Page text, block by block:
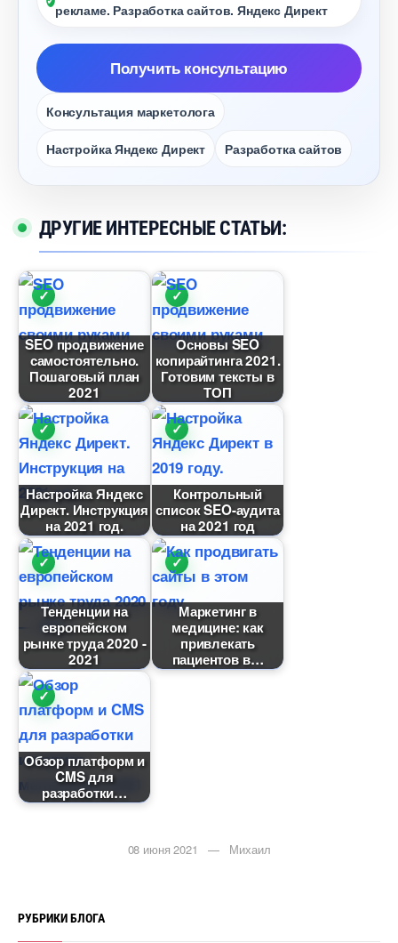
рекламе. Разработка сайтов. Яндекс Директ
Получить консультацию
Консультация маркетолога
Настройка Яндекс Директ Разработка сайто
ДРУГИЕ ИНТЕРЕСНЫЕ СТАТЬИ:
SEO продвижение
самостоятельно.
Пошаговый план
2021
Основы SEO
копирайтинга 2021.
Готовим тексты
ТОП
Настройка Яндекс
Директ. Инструкция
на 2021 год.
Контрольный
список SEO-аудита
на 2021 год
Тенденции на
европейском
рынке труда 2020 -
2021
Маркетин
медицине: как
привлекать
пациенто
Обзор платформ и
CMS для
разработки
08 июня 2021 — Михаил
РУБРИКИ БЛОГА